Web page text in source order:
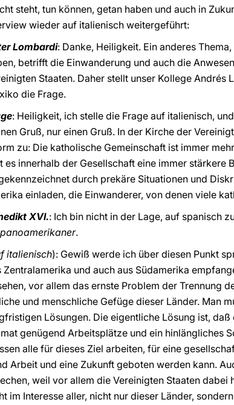
steht, tun können, getan haben und auch in
wieder auf italienisch weitergeführt:
Lombardi: Danke, Heiligkeit. Ein anderes
betrifft die Einwanderung und auch die
Staaten. Daher stellt unser Kollege
die Frage.
: Heiligkeit, ich stelle die Frage auf italienisch,
Gruß, nur einen Gruß. In der Kirche der
zu: Die katholische Gemeinschaft ist immer
es innerhalb der Gesellschaft eine immer stärkere
durch prekäre Situationen und
einladen, die Einwanderer, von denen viele
XVI.: Ich bin nicht in der Lage, auf spanisch
.
italienisch): Gewiß werde ich über diesen Punkt
Zentralamerika und auch aus Südamerika
vor allem das ernste Problem der Trennung
und menschliche Gefüge dieser Länder. Man
Lösungen. Die eigentliche Lösung ist,
genügend Arbeitsplätze und ein hinlängliches
alle für dieses Ziel arbeiten, für eine
Arbeit und eine Zukunft geboten werden kann.
weil vor allem die Vereinigten Staaten
im Interesse aller, nicht nur dieser Länder,